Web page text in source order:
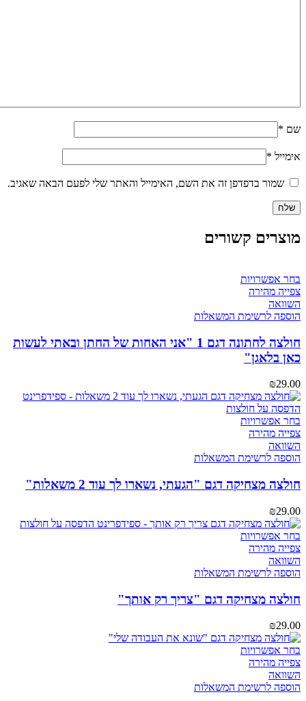
שם *
אימייל *
שמור בדפדפן זה את השם, האימייל והאתר שלי לפעם הבאה שאגיב.
מוצרים קשורים
בחר אפשרויות
מספר
ניתן
לבחור
המוצר
צפייה מהירה
השוואה
הוספה לרשימת המשאלות
חולצה לחתונה דגם 1 "אני האחות של החתן ובאתי לעשות
כאן בלאגן"
₪29.00
בחר אפשרויותלמוצר
מספר
ניתן
לבחור
האפשרויות
בעמוד
המוצר
צפייה מהירה
השוואה
הוספה לרשימת המשאלות
חולצה מצחיקה דגם "הגעתי, נשארו לך עוד 2 משאלות"
₪29.00
בחר אפשרויות
מספר
ניתן
לבחור
האפשרויות
בעמוד
המוצר
צפייה מהירה
השוואה
הוספה לרשימת המשאלות
חולצה מצחיקה דגם "צריך רק אותך"
₪29.00
בחר אפשרויות
מספר
צפייה מהירה
השוואה
הוספה לרשימת המשאלות